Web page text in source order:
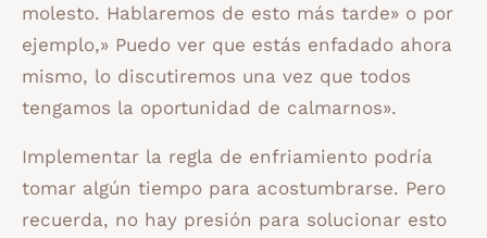
molesto. Hablaremos de esto más tarde» o por
ejemplo,» Puedo ver que estás enfadado ahora
mismo, lo discutiremos una vez que todos
tengamos la oportunidad de calmarnos».
Implementar la regla de enfriamiento podría
tomar algún tiempo para acostumbrarse. Pero
recuerda, no hay presión para solucionar esto